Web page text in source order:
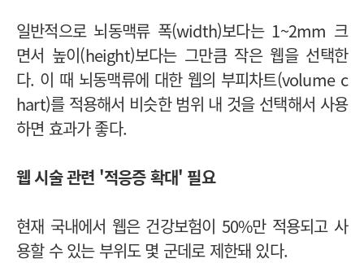
일반적으로 뇌동맥류 폭(width)보다는 1~2mm 크
면서 높이(height)보다는 그만큼 작은 웹을 선택한
다. 이 때 뇌동맥류에 대한 웹의 부피차트(volume c
hart)를 적용해서 비슷한 범위 내 것을 선택해서 사용
하면 효과가 좋다.
웹 시술 관련 '적응증 확대' 필요
현재 국내에서 웹은 건강보험이 50%만 적용되고 사
용할 수 있는 부위도 몇 군데로 제한돼 있다.